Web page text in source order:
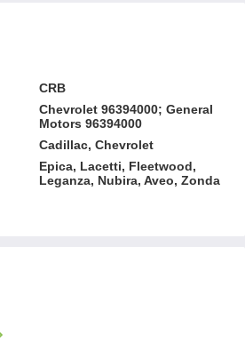
CRB
Chevrolet 96394000; General
Motors 96394000
Cadillac, Chevrolet
Epica, Lacetti, Fleetwood,
Leganza, Nubira, Aveo, Zonda